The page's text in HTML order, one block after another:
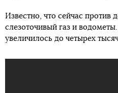
Известно, что сейчас против
слезоточивый газ и
увеличилось до четырех